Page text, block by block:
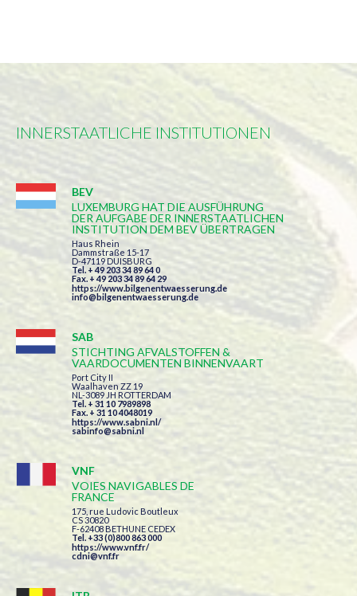
INNERSTAATLICHE INSTITUTIONEN
BEV
LUXEMBURG HAT DIE AUSFÜHRUNG
DER AUFGABE DER INNERSTAATLICHEN
INSTITUTION DEM BEV ÜBERTRAGEN
Haus Rhein
Dammstraße 15-17
D-47119 DUISBURG
Tel. + 49 203 34 89 64 0
Fax. + 49 203 34 89 64 29
https://www.bilgenentwaesserung.de
info@bilgenentwaesserung.de
SAB
STICHTING AFVALSTOFFEN &
VAARDOCUMENTEN BINNENVAART
Port City II
Waalhaven ZZ 19
NL-3089 JH ROTTERDAM
Tel. + 31 10 7989898
Fax. + 31 10 4048019
https://www.sabni.nl/
sabinfo@sabni.nl
VNF
VOIES NAVIGABLES DE
FRANCE
175, rue Ludovic Boutleux
CS 30820
F-62408 BETHUNE CEDEX
Tel. +33 (0)800 863 000
https://www.vnf.fr/
cdni@vnf.fr